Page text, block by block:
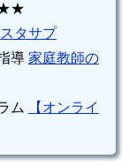
★★
スタサプ
導 家庭教師の
ム
【オンライ